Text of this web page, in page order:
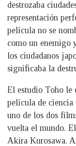
destrozaba
representación
película no se
como un enemigo
los ciudadanos
significaba la
El estudio Toho le
película de
uno de los dos
vuelta el mundo.
Akira Kurosawa.